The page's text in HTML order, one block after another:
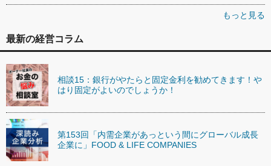
もっと見る
最新の経営コラム
相談15：銀行がやたらと固定金利を勧めてきます！や
はり固定がよいのでしょうか！
第153回「内需企業があっという間にグローバル成長
企業に」FOOD & LIFE COMPANIES